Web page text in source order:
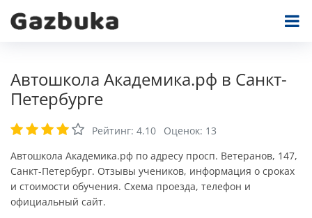
Автошкола Академика.рф в Санкт-
Петербурге
Рейтинг: 4.10 Оценок: 13
Автошкола Академика.рф по адресу просп. Ветеранов, 147,
Санкт-Петербург. Отзывы учеников, информация о сроках
и стоимости обучения. Схема проезда, телефон и
официальный сайт.